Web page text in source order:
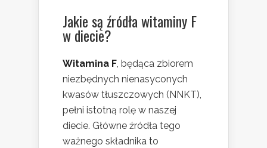
Jakie są źródła witaminy F
w diecie?
Witamina F, będąca zbiorem
niezbędnych nienasyconych
kwasów tłuszczowych (NNKT),
pełni istotną rolę w naszej
diecie. Główne źródła tego
ważnego składnika to